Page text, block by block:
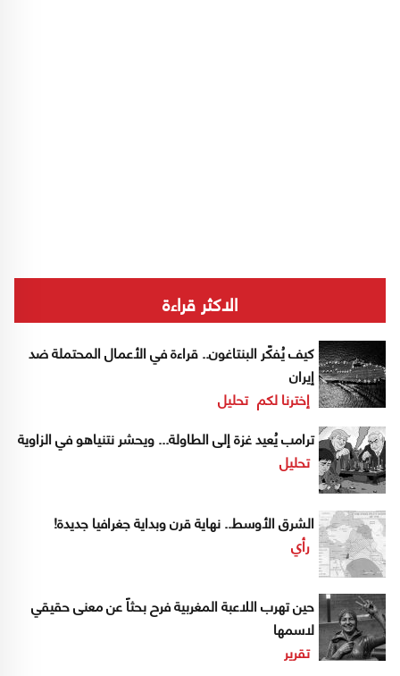
الاكثر قراءة
كيف يُفكّر البنتاغون.. قراءة في الأعمال المحتملة ضد
إيران
إخترنا لكم تحليل
ترامب يُعيد غزة إلى الطاولة... ويحشر نتنياهو في الزاوية
تحليل
الشرق الأوسط.. نهاية قرن وبداية جغرافيا جديدة!
رأي
حين تهرب اللاعبة المغربية فرح بحثاً عن معنى حقيقي
لاسمها
تقرير